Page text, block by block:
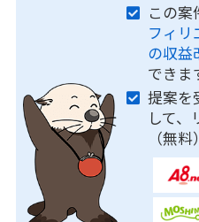
この案
フィリ
の収益
できま
提案を
して
（無料）